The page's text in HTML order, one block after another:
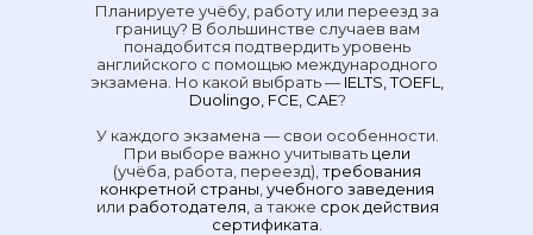
Планируете учёбу, работу или переезд за
границу? В большинстве случаев вам
понадобится подтвердить уровень
английского с помощью международного
экзамена. Но какой выбрать — IELTS, TOEFL,
Duolingo, FCE, CAE?
У каждого экзамена — свои особенности.
При выборе важно учитывать цели
(учёба, работа, переезд), требования
конкретной страны учебного заведения
или работодателя , а также срок действия
сертификата